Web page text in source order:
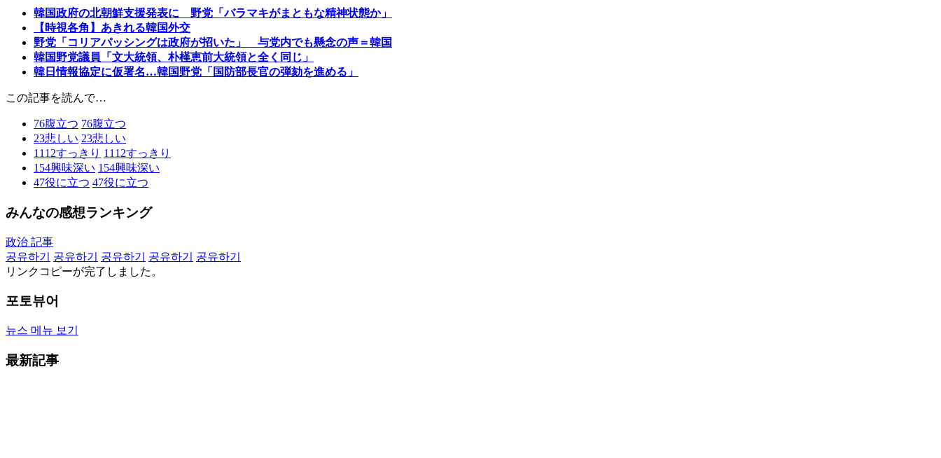
韓国政府の北朝鮮支援発表に 野党「バラマキがまともな精神状態か」
【時視各角】あきれる韓国外交
野党「コリアパッシングは政府が招いた」 与党内でも懸念の声＝韓国
韓国野党議員「文大統領、朴槿恵前大統領と全く同じ」
韓日情報協定に仮署名…韓国野党「国防部長官の弾劾を進める」
この記事を読んで…
76腹立つ 76腹立つ
23悲しい 23悲しい
1112すっきり 1112すっきり
154興味深い 154興味深い
47役に立つ 47役に立つ
みんなの感想ランキング
政治 記事
공유하기
공유하기 공유하기 공유하기
공유하기
リンクコピーが完了しました。
포토뷰어
뉴스 메뉴 보기
最新記事